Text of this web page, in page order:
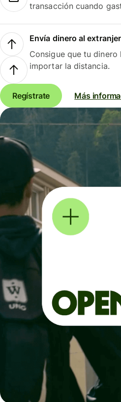
transacción cuando
Envía dinero al
Consigue que tu dinero
importar la distancia.
Regístrate Más